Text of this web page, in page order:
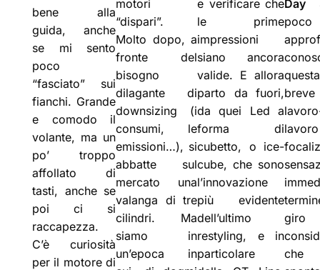
bene alla
guida, anche
se mi sento
poco
“fasciato” sui
fianchi. Grande
e comodo il
volante, ma un
po’ troppo
affollato di
tasti, anche se
poi ci si
raccapezza.
C’è curiosità
per il motore di
motori
“dispari”.
Molto dopo, a
fronte del
bisogno
dilagante di
downsizing (i
consumi, le
emissioni…), si
abbatte sul
mercato una
valanga di tre
cilindri. Ma
siamo in
un’epoca in
e verificare che
le prime
impressioni
siano ancora
valide. E allora
parto da fuori,
da quei Led a
forma di
cubetto, o ice-
cube, che sono
l’innovazione
più evidente
dell’ultimo
restyling, e in
particolare
poco
giro
che